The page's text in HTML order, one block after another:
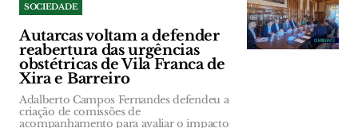
SOCIEDADE
Autarcas voltam a defender
reabertura das urgências
obstétricas de Vila Franca de
Xira e Barreiro
Adalberto Campos Fernandes defendeu a
criação de comissões de
acompanhamento para avaliar o impacto